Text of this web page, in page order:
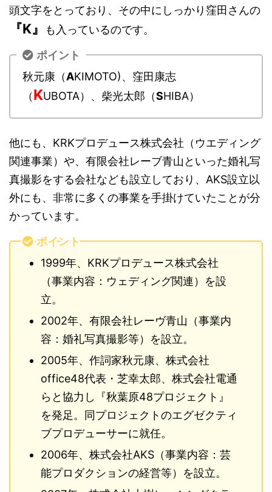
頭文字をとっており、その中にしっかり窪田さんの
『K』
も入っているのです。
ポイント
秋元康（AKIMOTO)、窪田康志
（KUBOTA）、柴光太郎（SHIBA）
他にも、KRKプロデュース株式会社（ウエディング
関連事業）や、有限会社レーブ青山といった婚礼写
真撮影をする会社なども設立しており、AKS設立以
外にも、非常に多くの事業を手掛けていたことが分
かっています。
ポイント
1999年、KRKプロデュース株式会社
（事業内容：ウェディング関連）を設
立。
2002年、有限会社レーヴ青山（事業内
容：婚礼写真撮影等）を設立。
2005年、作詞家秋元康、株式会社
office48代表・芝幸太郎、株式会社電通
らと協力し『秋葉原48プロジェクト』
を発足。同プロジェクトのエグゼクティ
ブプロデューサーに就任。
2006年、株式会社AKS（事業内容：芸
能プロダクションの経営等）を設立。